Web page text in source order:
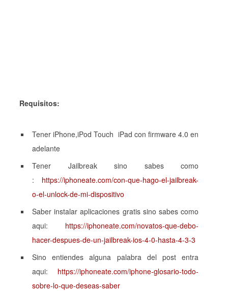
Requisitos:
Tener iPhone,iPod Touch iPad con firmware 4.0 en
adelante
Tener Jailbreak sino sabes como
: https://iphoneate.com/con-que-hago-el-jailbreak-
o-el-unlock-de-mi-dispositivo
Saber instalar aplicaciones gratis sino sabes como
aqui: https://iphoneate.com/novatos-que-debo-
hacer-despues-de-un-jailbreak-ios-4-0-hasta-4-3-3
Sino entiendes alguna palabra del post entra
aqui: https://iphoneate.com/iphone-glosario-todo-
sobre-lo-que-deseas-saber